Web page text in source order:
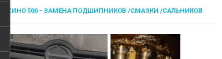
ХИНО 500 - ЗАМЕНА ПОДШИПНИКОВ /СМАЗКИ /САЛЬНИКОВ